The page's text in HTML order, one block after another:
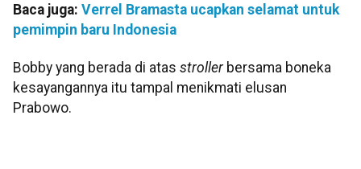
Baca juga: Verrel Bramasta ucapkan selamat untuk
pemimpin baru Indonesia
Bobby yang berada di atas strollerbersama boneka
kesayangannya itu tampal menikmati elusan
Prabowo.